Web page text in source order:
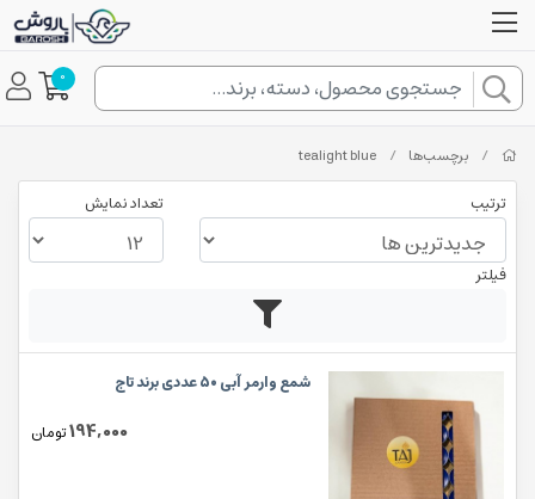
0
/ برچسب‌ها /
tealight blue
ترتیب تعداد نمایش
فیلتر
شمع وارمر آبی 50 عددی برند تاج
194,000تومان